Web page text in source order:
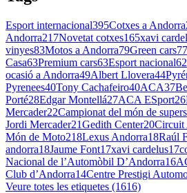
Esport internacional395Cotxes a Andorra
Andorra217Novetat cotxes165xavi
vinyes83Motos a Andorra79Green cars77
Casa63Premium cars63Esport nacional62
ocasió a Andorra49Albert Llovera44
Pyrenees40Tony Cachafeiro40ACA37
Porté28Edgar Montellá27ACA ESport26
Mercader22Campionat del món de
Jordi Mercader21Gedith Center20Circuit
Món de Moto218Lexus Andorra18Raúl
andorra18Jaume Font17xavi cardelus17
Nacional de l’Automòbil D’Andorra16
Club d’Andorra14Centre Prestigi
Veure totes les etiquetes (1616)